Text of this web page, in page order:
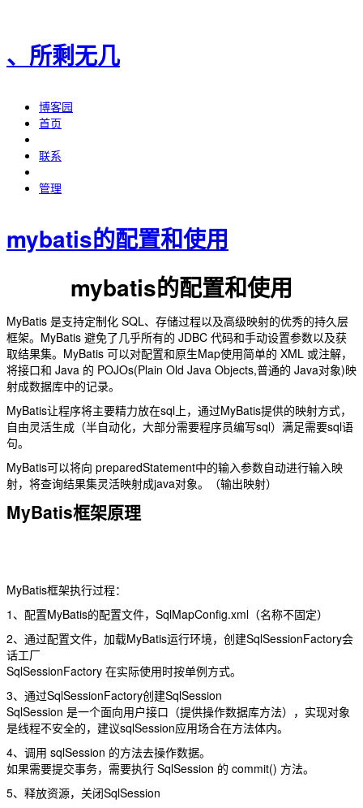
、所剩无几
博客园
首页
联系
管理
mybatis的配置和使用
mybatis的配置和使用
MyBatis 是支持定制化 SQL、存储过程以及高级映射的优秀的持久层
框架。MyBatis 避免了几乎所有的 JDBC 代码和手动设置参数以及获
取结果集。MyBatis 可以对配置和原生Map使用简单的 XML 或注解，
将接口和 Java 的 POJOs(Plain Old Java Objects,普通的 Java对象)映
射成数据库中的记录。
MyBatis让程序将主要精力放在sql上，通过MyBatis提供的映射方式，
自由灵活生成（半自动化，大部分需要程序员编写sql）满足需要sql语
句。
MyBatis可以将向 preparedStatement中的输入参数自动进行输入映
射，将查询结果集灵活映射成java对象。（输出映射）
MyBatis框架原理
MyBatis框架执行过程：
1、配置MyBatis的配置文件，SqlMapConfig.xml（名称不固定）
2、通过配置文件，加载MyBatis运行环境，创建SqlSessionFactory会
话工厂
SqlSessionFactory 在实际使用时按单例方式。
3、通过SqlSessionFactory创建SqlSession
SqlSession 是一个面向用户接口（提供操作数据库方法），实现对象
是线程不安全的，建议sqlSession应用场合在方法体内。
4、调用 sqlSession 的方法去操作数据。
如果需要提交事务，需要执行 SqlSession 的 commit() 方法。
5、释放资源，关闭SqlSession